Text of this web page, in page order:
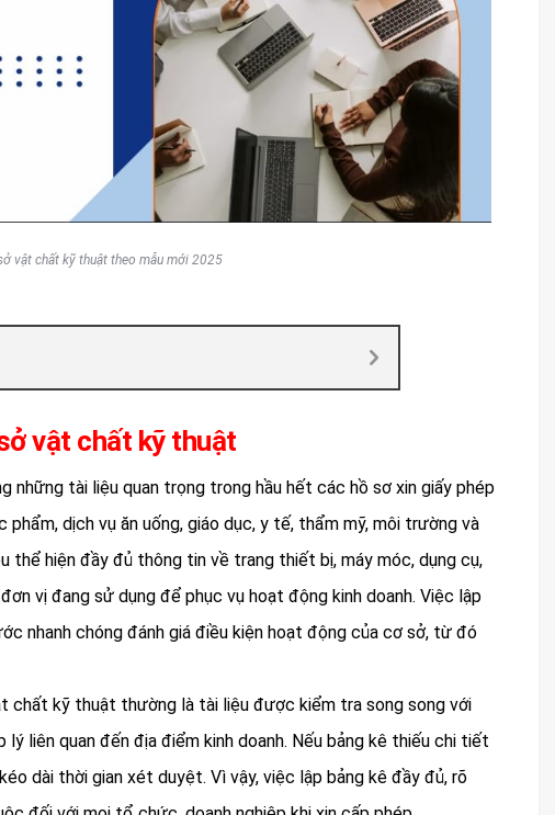
vật chất kỹ thuật theo mẫu mới 2025
vật chất kỹ thuật
tài liệu quan trọng trong hầu hết các hồ sơ xin giấy phép
dịch vụ ăn uống, giáo dục, y tế, thẩm mỹ, môi trường và
thể hiện đầy đủ thông tin về trang thiết bị, máy móc, dụng cụ,
vị đang sử dụng để phục vụ hoạt động kinh doanh. Việc lập
nhanh chóng đánh giá điều kiện hoạt động của cơ sở, từ đó
chất kỹ thuật thường là tài liệu được kiểm tra song song với
liên quan đến địa điểm kinh doanh. Nếu bảng kê thiếu chi tiết
dài thời gian xét duyệt. Vì vậy, việc lập bảng kê đầy đủ, rõ